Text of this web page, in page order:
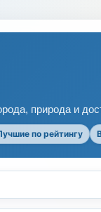
природа и
по рейтингу